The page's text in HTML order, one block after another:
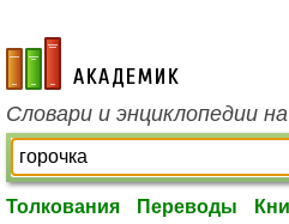
academic.ru
Словари и энциклопедии
Толкования Переводы